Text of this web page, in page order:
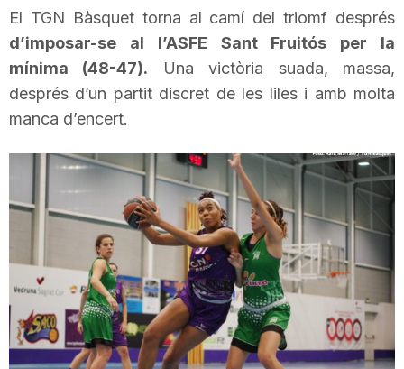
u
d
e
El TGN Bàsquet torna al camí del triomf després
d’imposar-se al l’ASFE Sant Fruitós per la
mínima (48-47). Una victòria suada, massa,
després d’un partit discret de les liles i amb molta
manca d’encert.